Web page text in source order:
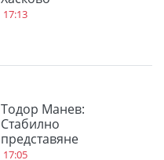
17:13
Тодор Манев:
Стабилно
представяне
17:05